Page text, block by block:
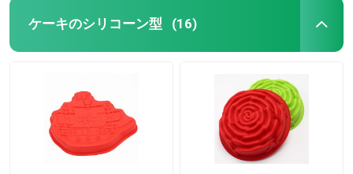
ケーキのシリコーン型 (16)